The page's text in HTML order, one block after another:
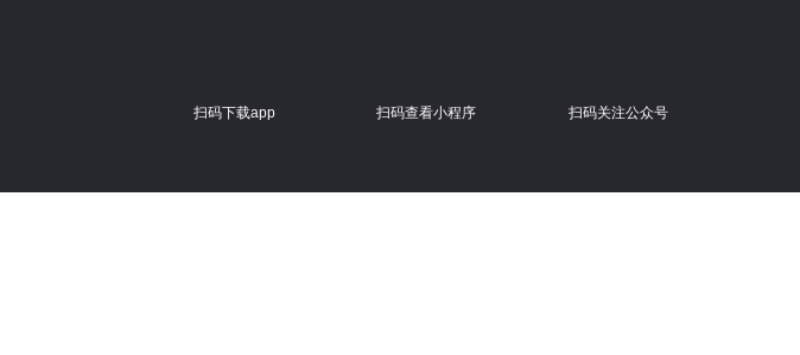
扫码下载app 扫码查看小程序 扫码关注公众号